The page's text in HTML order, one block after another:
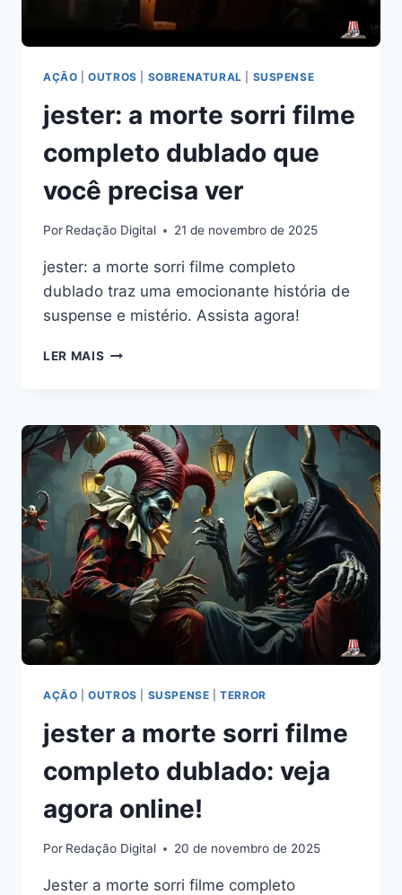
AÇÃO |OUTROS SOBRENATURAL SUSPENSE
jester: a morte sorri filme
completo dublado que
você precisa ver
Por Redação Digital 21 de novembro de 2025
jester: a morte sorri filme completo
dublado traz uma emocionante história de
suspense e mistério. Assista agora!
LER MAIS JESTER:
FILME
COMPLETO
DUBLADO
QUE
VOCÊ
PRECISA
VER
AÇÃO |OUTROS SUSPENSE |TERROR
jester a morte sorri filme
completo dublado: veja
agora online!
Por Redação Digital 20 de novembro de 2025
Jester a morte sorri filme completo